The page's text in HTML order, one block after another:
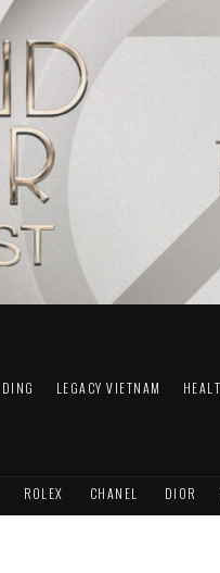
LEGACY VIETNAM
ROLEX CHANEL DIOR